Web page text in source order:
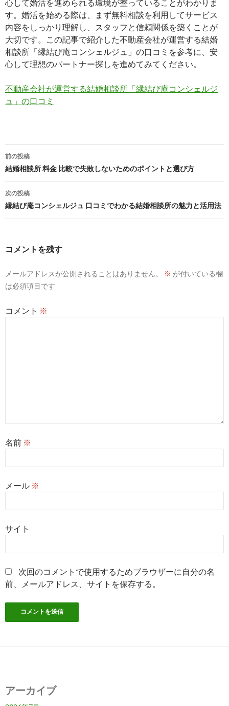
心して婚活を進められる環境が整っていることがわかりま
す。婚活を始める際は、まず無料相談を利用してサービス
内容をしっかり理解し、スタッフと信頼関係を築くことが
大切です。この記事で紹介した不動産会社が運営する結婚
相談所「縁結び庵コンシェルジュ」の口コミを参考に、安
心して理想のパートナー探しを進めてみてください。
不動産会社が運営する結婚相談所「縁結び庵コンシェルジ
ュ」の口コミ
投
稿
ナ
ビ
ゲ
ョ
前の投稿
結婚相談所 料金 比較で失敗しないためのポイントと選び方
次の投稿
縁結び庵コンシェルジュ 口コミでわかる結婚相談所の魅力と活用法
コメントを残す
メールアドレスが公開されることはありません。 ※ が付いている欄
は必須項目です
コメント ※
名前 ※
メール ※
サイト
次回のコメントで使用するためブラウザーに自分の名
前、メールアドレス、サイトを保存する。
アーカイブ